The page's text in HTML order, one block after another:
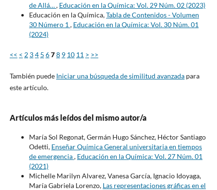
de Allá…, Educación en la Química: Vol. 29 Núm. 02 (2023)
Educación en la Química,Tabla de Contenidos - Volumen
30 Número 1 , Educación en la Química: Vol. 30 Núm. 01
(2024)
<< < 2 34 5 678 9 10 11 > >>
También puede Iniciar una búsqueda de similitud avanzadapara
este artículo.
Artículos más leídos del mismo autor/a
María Sol Regonat, Germán Hugo Sánchez, Héctor Santiago
Odetti, Enseñar Química General universitaria en tiempos
de emergencia, Educación en la Química: Vol. 27 Núm. 01
(2021)
Michelle Marilyn Alvarez, Vanesa García, Ignacio Idoyaga,
María Gabriela Lorenzo, Las representaciones gráficas en el